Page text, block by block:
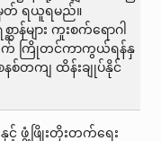
တ် ရယူရမည်။
န်များ ကူးစက်ရောဂါ
တွက် ကြိုတင်ကာကွယ်ရန်နှ
နစ်တကျ ထိန်းချုပ်နိုင်
နှင့် ဖွံ့ဖြိုးတိုးတက်ရေး